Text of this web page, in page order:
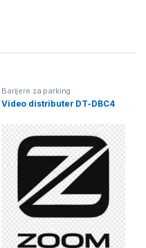
Barijere za parking
Video distributer DT-DBC4